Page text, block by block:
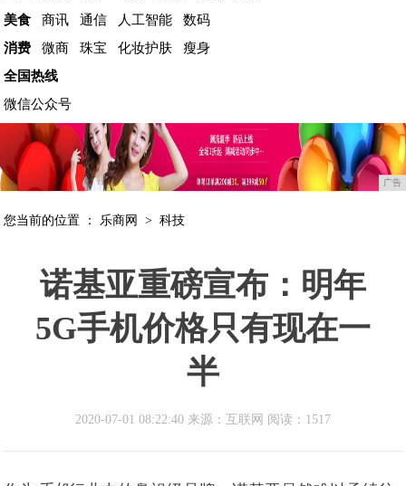
美食
商讯 通信 人工智能
数码
消费
微商 珠宝 化妆护肤
瘦身
全国热线
微信公众号
广告
您当前的位置 ： 乐商网 >科技
诺基亚重磅宣布：明年
5G手机价格只有现在一
半
2020-07-01 08:22:40 来源：互联网 阅读：1517